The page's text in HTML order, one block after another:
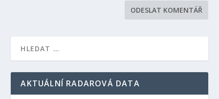
AKTUÁLNÍ RADAROVÁ DATA